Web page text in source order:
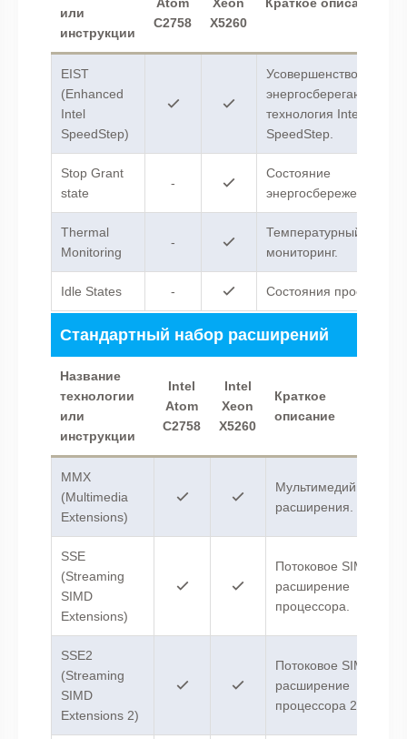
или
инструкции
C2758
X5260
EIST
(Enhanced
Intel
SpeedStep)
Усовершенствованная
энергосберегающая
технология Intel
SpeedStep.
Stop Grant
state
-
Состояние
энергосбережения.
Thermal
Monitoring
-
Температурный
мониторинг.
Idle States - Состояния простоя.
Стандартный набор расширений
Название
технологии
или
инструкции
Intel
Atom
C2758
Intel
Xeon
X5260
Краткое
описание
MMX
(Multimedia
Extensions)
Мультимедийные
расширения.
SSE
(Streaming
SIMD
Extensions)
Потоковое SIMD-
расширение
процессора.
SSE2
(Streaming
SIMD
Extensions 2)
Потоковое SIMD-
расширение
процессора 2.